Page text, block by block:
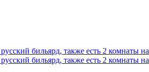
бильярд, также есть 2 комнаты
бильярд, также есть 2 комнаты